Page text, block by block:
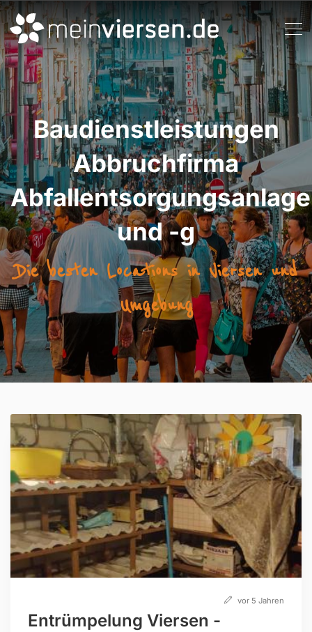
Baudienstleistungen
Abbruchfirma
und -g
Die besten Locations in Viersen und
Umgebung
vor 5 Jahren
Entrümpelung Viersen -